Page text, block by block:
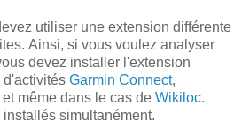
utiliser une extension différente
Ainsi, si vous voulez analyser
devez installer l'extension
d'activités Garmin Connect,
même dans le cas de Wikiloc.
simultanément.